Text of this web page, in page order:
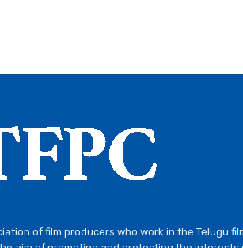
of film producers who work in the Telugu